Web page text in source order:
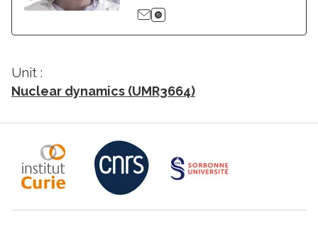
Unit :
Nuclear dynamics (UMR3664)